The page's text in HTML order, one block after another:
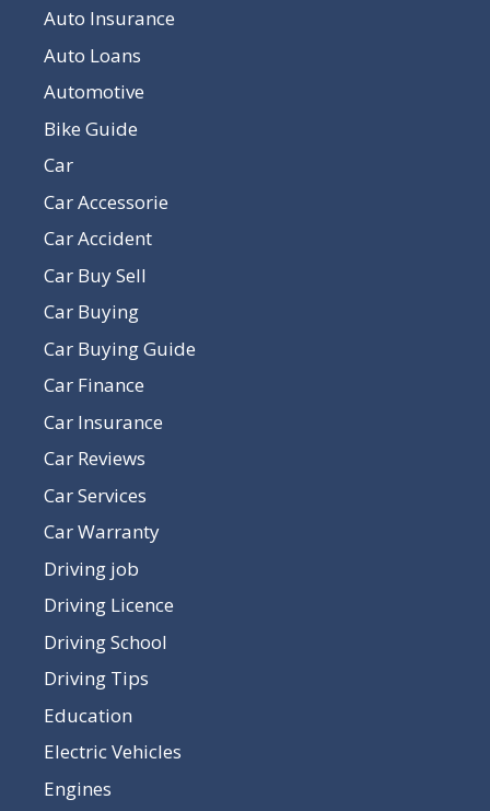
Auto Insurance
Auto Loans
Automotive
Bike Guide
Car
Car Accessorie
Car Accident
Car Buy Sell
Car Buying
Car Buying Guide
Car Finance
Car Insurance
Car Reviews
Car Services
Car Warranty
Driving job
Driving Licence
Driving School
Driving Tips
Education
Electric Vehicles
Engines